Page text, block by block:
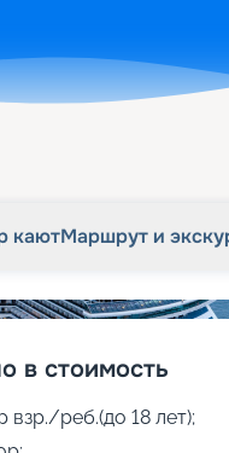
каютМаршрут и
в стоимость
взр./реб.(до 18 лет);